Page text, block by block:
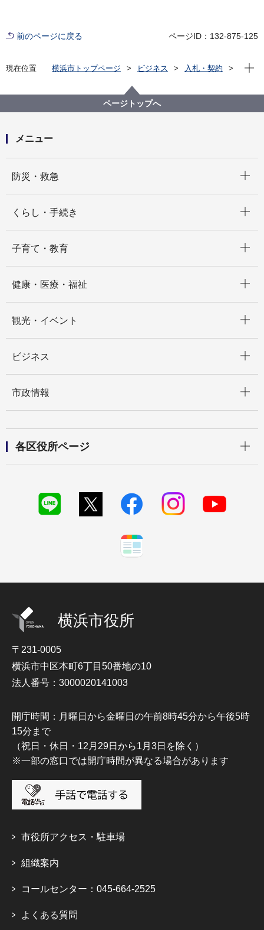
前のページに戻る ページID：132-875-125
現在位置 横浜市トップページ ビジネス
入札・契約
【入札結果掲載】【一般競争入札】本市施設資源物
（古紙）上半期収集運搬資源化業務委託（第６ブロッ
現在
ページトップへ
メニュー
防災・救急
くらし・手続き
子育て・教育
健康・医療・福祉
観光・イベント
ビジネス
市政情報
各区役所ページ
横浜市役所
〒231-0005
横浜市中区本町6丁目50番地の10
法人番号：3000020141003
開庁時間：月曜日から金曜日の午前8時45分から午後5時
15分まで
（祝日・休日・12月29日から1月3日を除く）
※一部の窓口では開庁時間が異なる場合があります
市役所アクセス・駐車場
組織案内
コールセンター：045-664-2525
よくある質問